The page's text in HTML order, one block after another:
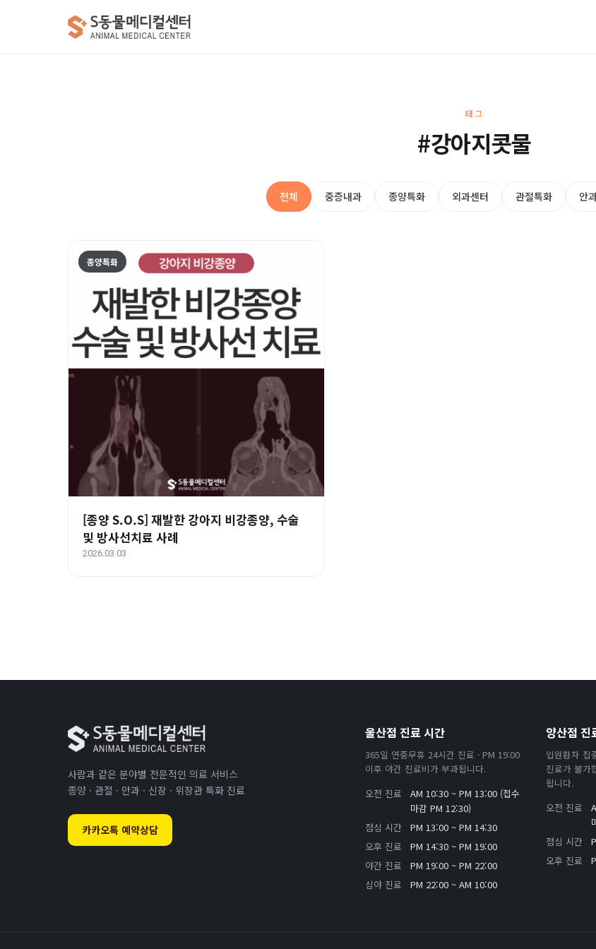
태그
#강아지콧물
전체 중증내과 종양특화 외과센터 관절특화 안
종양특화
[종양 S.O.S] 재발한 강아지 비강종양, 수술
및 방사선치료 사례
2026.03.03
사람과 같은 분야별 전문적인 의료 서비스
종양 · 관절 · 안과 · 신장 · 위장관 특화 진료
카카오톡 예약상담
울산점 진료 시간
365일 연중무휴 24시간 진료 · PM 19:00
이후 야간 진료비가 부과됩니다.
오전 진료
AM 10:30 ~ PM 13:00 (접수
마감 PM 12:30)
점심 시간
PM 13:00 ~ PM 14:30
오후 진료
PM 14:30 ~ PM 19:00
야간 진료
PM 19:00 ~ PM 22:00
심야 진료
PM 22:00 ~ AM 10:00
양산점 진
입원환자 집
진료가 불가
됩니다.
오전 진료
점심 시간
오후 진료